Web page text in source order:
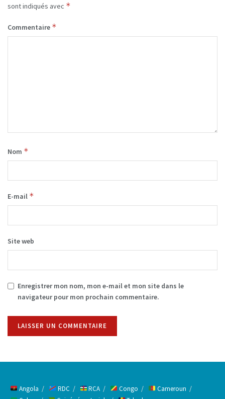
sont indiqués avec *
Commentaire *
Nom *
E-mail *
Site web
Enregistrer mon nom, mon e-mail et mon site dans le
navigateur pour mon prochain commentaire.
Angola RDC RCA Congo
Cameroun